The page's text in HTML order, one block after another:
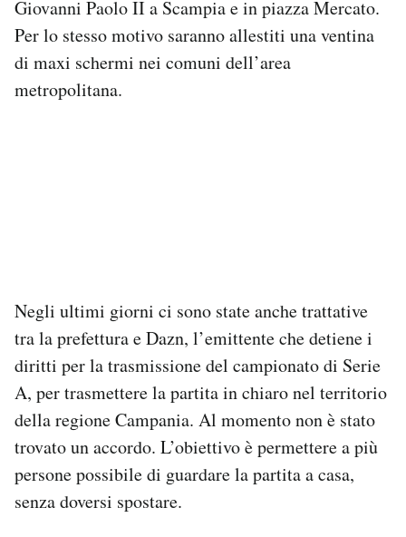
Giovanni Paolo II a Scampia e in piazza Mercato.
Per lo stesso motivo saranno allestiti una ventina
di maxi schermi nei comuni dell’area
metropolitana.
Negli ultimi giorni ci sono state anche trattative
tra la prefettura e Dazn, l’emittente che detiene i
diritti per la trasmissione del campionato di Serie
A, per trasmettere la partita in chiaro nel territorio
della regione Campania. Al momento non è stato
trovato un accordo. L’obiettivo è permettere a più
persone possibile di guardare la partita a casa,
senza doversi spostare.